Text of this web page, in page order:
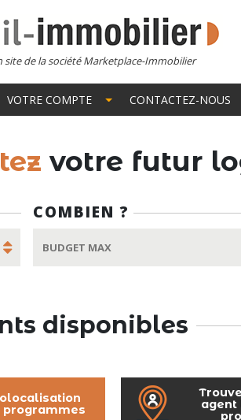
de la société Marketplace-Immobilier
VOTRE COMPTE CONTACTEZ-NOUS
votre futur
COMBIEN ?
disponibles
programmes
agent